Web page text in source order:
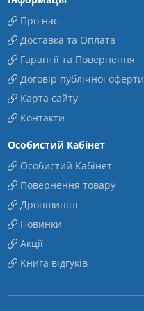
Про нас
Доставка та Оплата
Гарантії та Повернення
Договір публічної оферти
Карта сайту
Контакти
Особистий Кабінет
Особистий Кабінет
Повернення товару
Дропшипінг
Новинки
Акції
Книга відгуків